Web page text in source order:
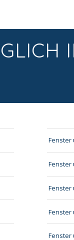
Fenster
Fenster
Fenster
Fenster
Fenster